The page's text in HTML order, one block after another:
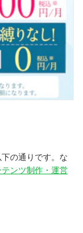
の通りです。な
テンツ制作・運営